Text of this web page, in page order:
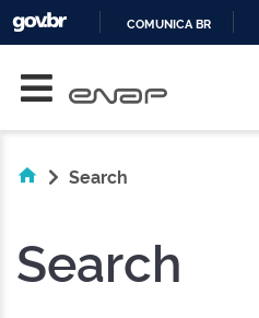
COMUNICA BR
Search
Search